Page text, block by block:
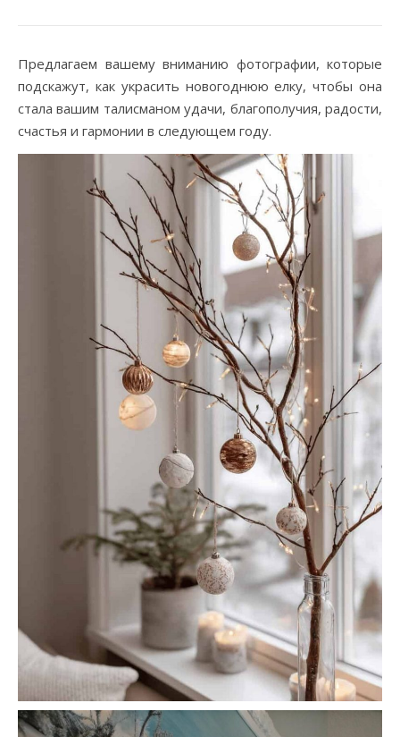
Предлагаем вашему вниманию фотографии, которые
подскажут, как украсить новогоднюю елку, чтобы она
стала вашим талисманом удачи, благополучия, радости,
счастья и гармонии в следующем году.